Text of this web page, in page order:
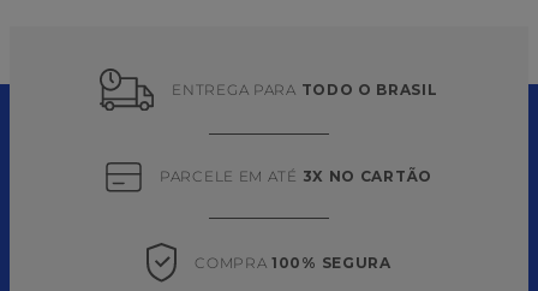
ENTREGA PARA TODO O BRASIL
PARCELE EM ATÉ 3X NO CARTÃO
COMPRA 100% SEGURA